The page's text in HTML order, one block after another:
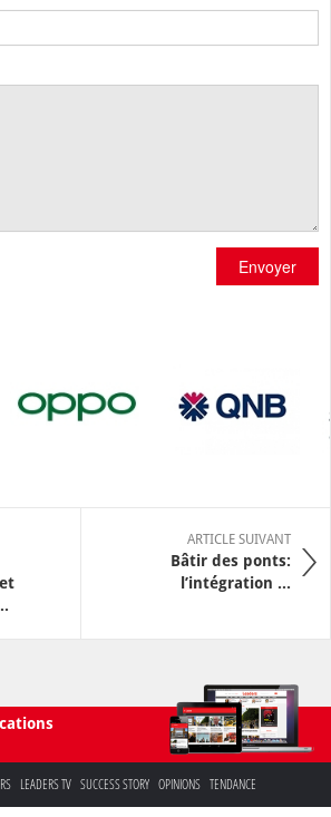
Envoyer
ARTICLE SUIVANT
Bâtir des ponts:
l’intégration ...
LEADERS TV SUCCESS STORY OPINIONS TENDANCE